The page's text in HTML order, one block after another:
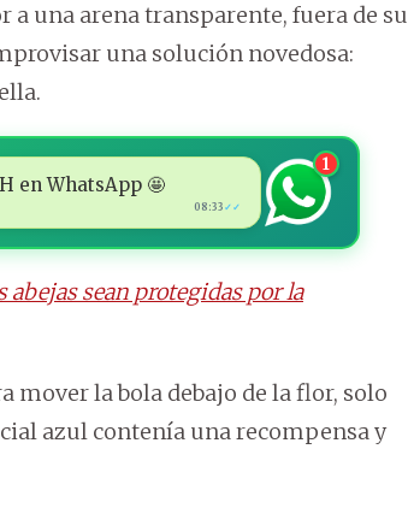
una arena transparente, fuera de su
una solución novedosa:
en WhatsApp 🤩
08:33 ✓✓
1
sean protegidas por la
mover la bola debajo de la flor, solo
azul contenía una recompensa y